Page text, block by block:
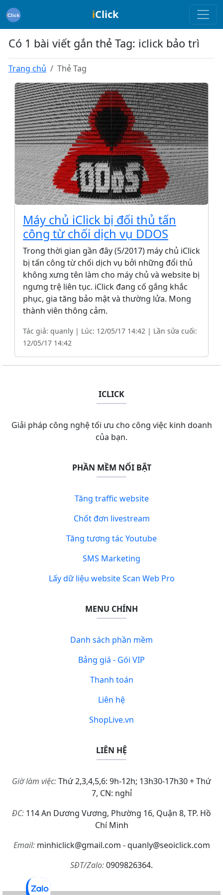
iClick
Có 1 bài viết gắn thẻ Tag: iclick bảo trì
Trang chủ Thẻ Tag
Máy chủ iClick bị đối thủ tấn
công từ chối dịch vụ DDOS
Trong thời gian gần đây (5/2017) máy chủ iClick
bị tấn công từ chối dịch vụ bởi những đổi thủ
không xưng tên làm cho máy chủ và website bị
ngưng trệ liên tục. iClick đang cố gắng khắc
phục, gia tăng bảo mật và thường lửa. Mong
thành viên thông cảm.
Tác giả: quanly | Lúc: 12/05/17 14:42 | Lần sửa cuối:
12/05/17 14:42
ICLICK
Giải pháp công nghệ tối ưu cho công việc kinh doanh
của bạn.
PHẦN MỀM NỔI BẬT
Tăng traffic website
Chốt đơn livestream
Tăng tương tác Youtube
SMS Marketing
Lấy dữ liệu website Scan Web Pro
MENU CHÍNH
Danh sách phần mềm
Bảng giá - Gói VIP
Thanh toán
Liên hệ
ShopLive.vn
LIÊN HỆ
Giờ làm việc:Thứ 2,3,4,5,6: 9h-12h; 13h30-17h30 + Thứ
7, CN: nghỉ
ĐC: 114 An Dương Vương, Phường 16, Quận 8, TP. Hồ
Chí Minh
Email:minhiclick@gmail.com - quanly@seoiclick.com
SĐT/Zalo:0909826364.